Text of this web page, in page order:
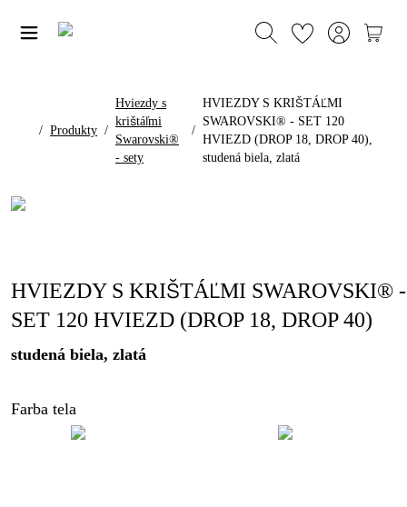
/ Produkty /
Hviezdy s
krištáľmi
Swarovski®
- sety
/
HVIEZDY S KRIŠTÁĽMI
SWAROVSKI® - SET 120
HVIEZD (DROP 18, DROP 40),
studená biela, zlatá
HVIEZDY S KRIŠTÁĽMI SWAROVSKI® -
SET 120 HVIEZD (DROP 18, DROP 40)
studená biela, zlatá
Farba tela